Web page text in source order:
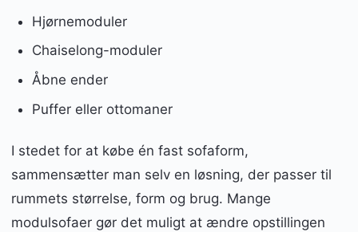
Hjørnemoduler
Chaiselong-moduler
Åbne ender
Puffer eller ottomaner
I stedet for at købe én fast sofaform,
sammensætter man selv en løsning, der passer til
rummets størrelse, form og brug. Mange
modulsofaer gør det muligt at ændre opstillingen